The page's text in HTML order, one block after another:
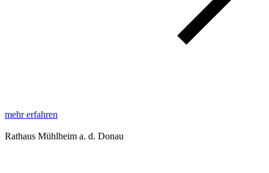
mehr erfahren
Rathaus Mühlheim a. d. Donau